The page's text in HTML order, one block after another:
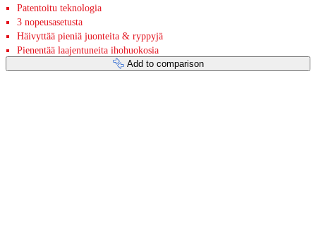
Patentoitu teknologia
3 nopeusasetusta
Häivyttää pieniä juonteita & ryppyjä
Pienentää laajentuneita ihohuokosia
Add to comparison